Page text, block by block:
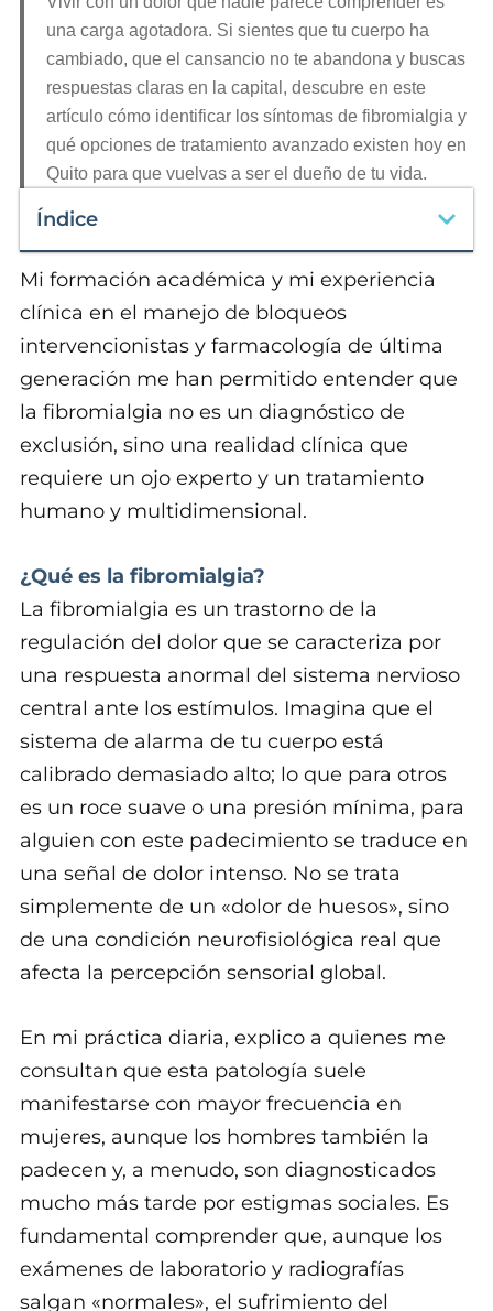
una carga agotadora. Si sientes que tu cuerpo ha
cambiado, que el cansancio no te abandona y buscas
respuestas claras en la capital, descubre en este
artículo cómo identificar los síntomas de fibromialgia y
qué opciones de tratamiento avanzado existen hoy en
Quito para que vuelvas a ser el dueño de tu vida.
Índice
Mi formación académica y mi experiencia
clínica en el manejo de bloqueos
intervencionistas y farmacología de última
generación me han permitido entender que
la fibromialgia no es un diagnóstico de
exclusión, sino una realidad clínica que
requiere un ojo experto y un tratamiento
humano y multidimensional.
¿Qué es la fibromialgia?
La fibromialgia es un trastorno de la
regulación del dolor que se caracteriza por
una respuesta anormal del sistema nervioso
central ante los estímulos. Imagina que el
sistema de alarma de tu cuerpo está
calibrado demasiado alto; lo que para otros
es un roce suave o una presión mínima, para
alguien con este padecimiento se traduce en
una señal de dolor intenso. No se trata
simplemente de un «dolor de huesos», sino
de una condición neurofisiológica real que
afecta la percepción sensorial global.
En mi práctica diaria, explico a quienes me
consultan que esta patología suele
manifestarse con mayor frecuencia en
mujeres, aunque los hombres también la
padecen y, a menudo, son diagnosticados
mucho más tarde por estigmas sociales. Es
fundamental comprender que, aunque los
exámenes de laboratorio y radiografías
salgan «normales», el sufrimiento del